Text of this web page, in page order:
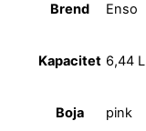
Brend Enso
Kapacitet 6,44 L
Boja pink